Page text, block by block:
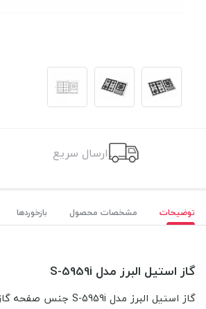
ارسال سریع
توضیحات مشخصات محصول بازخوردها
گاز استیل البرز مدل S-5959i
گاز استیل البرز مدل S-5959i جنس صفحه گاز استیل استلنس و در ابعاد 51*91 سانتی متر و ابعاد برش کابینت 48.5*89 سانتی متر و دارای 5 شعله که شعله پلوپز در سمت راست قرار گرفته است.